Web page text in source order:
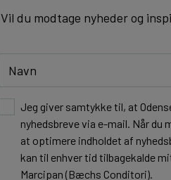
Vil du modtage nyheder og
Jeg giver samtykke til, at
nyhedsbreve via e-mail. Når
at optimere indholdet af
kan til enhver tid tilbagekalde
Marcipan (Bæchs Conditori).